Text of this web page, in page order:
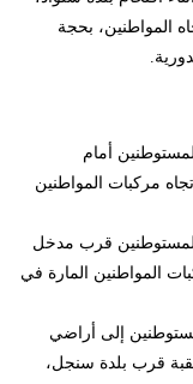
المواطنين، بحجة
من المستوطنين أمام
مركبات المواطنين
من المستوطنين قرب مدخل
المواطنين المارة في
المستوطنين إلى أراضي
قرب بلدة سنجل،